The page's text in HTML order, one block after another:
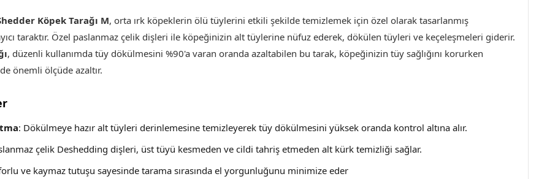
Köpek Tarağı M, orta ırk köpeklerin ölü tüylerini etkili şekilde temizlemek için özel olarak tasarlanmış
taraktır. Özel paslanmaz çelik dişleri ile köpeğinizin alt tüylerine nüfuz ederek, dökülen tüyleri ve keçeleşmeleri giderir.
, düzenli kullanımda tüy dökülmesini %90'a varan oranda azaltabilen bu tarak, köpeğinizin tüy sağlığını korurken
önemli ölçüde azaltır.
: Dökülmeye hazır alt tüyleri derinlemesine temizleyerek tüy dökülmesini yüksek oranda kontrol altına alır.
çelik Deshedding dişleri, üst tüyü kesmeden ve cildi tahriş etmeden alt kürk temizliği sağlar.
ve kaymaz tutuşu sayesinde tarama sırasında el yorgunluğunu minimize eder